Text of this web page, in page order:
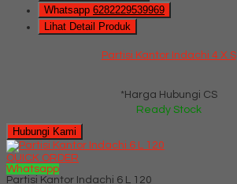
Whatsapp 6282229539969
Lihat Detail Produk
Partisi Kantor Indachi 4 X S
*Harga Hubungi CS
Ready Stock
Hubungi Kami
QUICK ORDER
Whatsapp
Partisi Kantor Indachi 6 L 120